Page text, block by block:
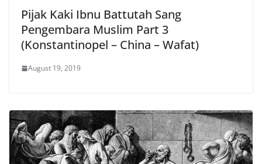
Pijak Kaki Ibnu Battutah Sang
Pengembara Muslim Part 3
(Konstantinopel – China – Wafat)
August 19, 2019